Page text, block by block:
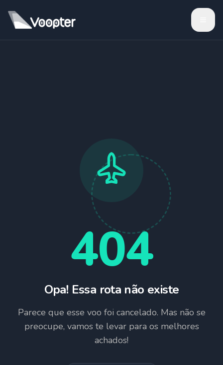
404
Opa! Essa rota não existe
Parece que esse voo foi cancelado. Mas não se
preocupe, vamos te levar para os melhores
achados!